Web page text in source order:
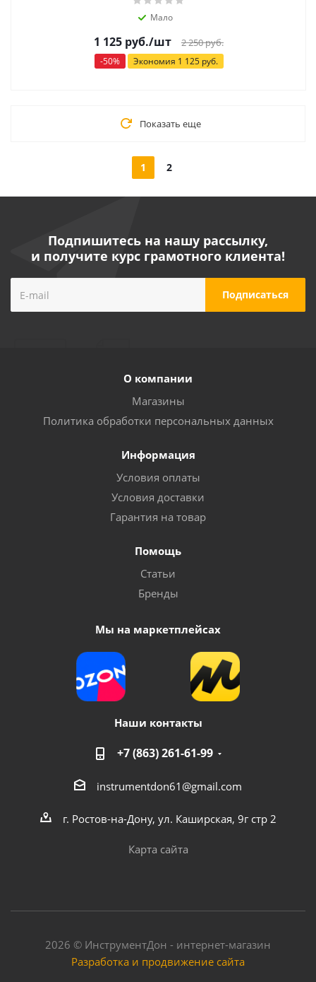
Мало
1 125 руб./шт 2 250руб.
-50% Экономия 1 125руб.
Показать еще
1 2
Подпишитесь на нашу рассылку,
и получите курс грамотного клиента!
О компании
Магазины
Политика обработки персональных данных
Информация
Условия оплаты
Условия доставки
Гарантия на товар
Помощь
Статьи
Бренды
Мы на маркетплейсах
Наши контакты
+7 (863) 261-61-99
instrumentdon61@gmail.com
г. Ростов-на-Дону, ул. Каширская, 9г стр 2
Карта сайта
2026 © ИнструментДон - интернет-магазин
Разработка и продвижение сайта